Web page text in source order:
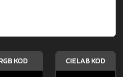
KOD CIELAB KOD